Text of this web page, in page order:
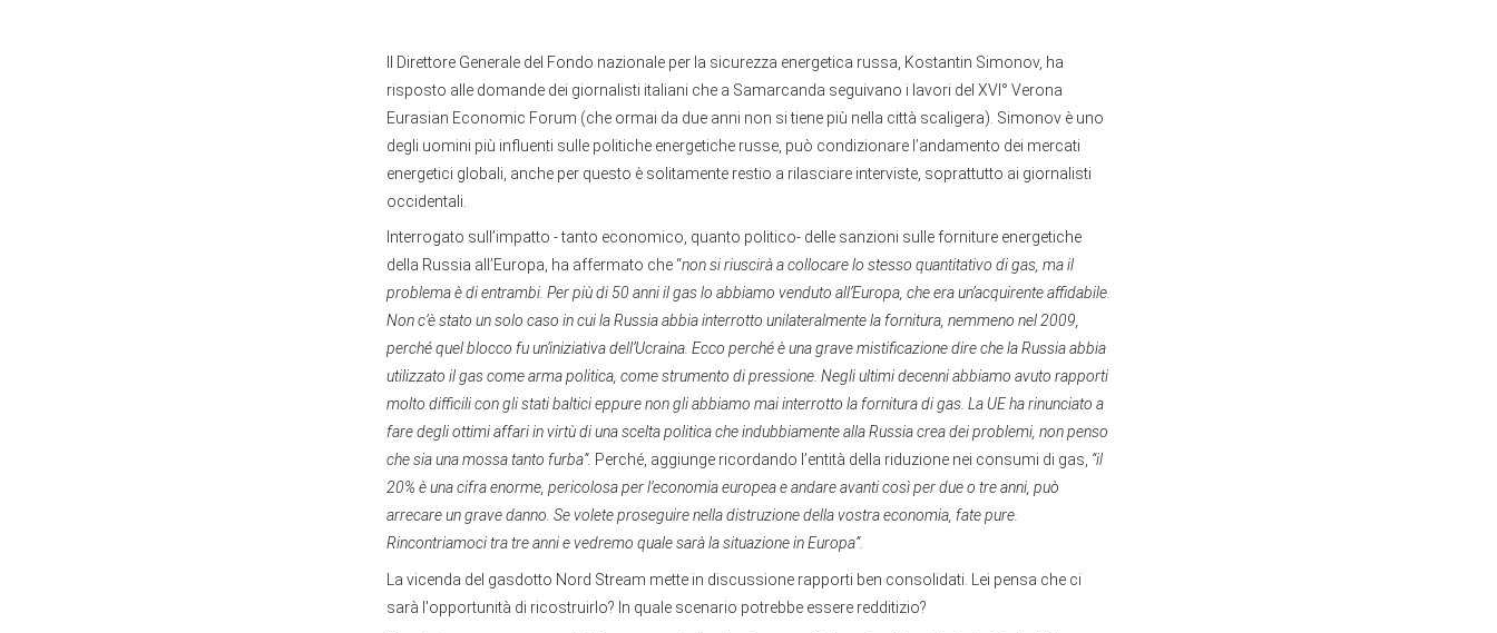
Il Direttore Generale del Fondo nazionale per la sicurezza energetica russa, Kostantin Simonov, ha
risposto alle domande dei giornalisti italiani che a Samarcanda seguivano i lavori del XVI° Verona
Eurasian Economic Forum (che ormai da due anni non si tiene più nella città scaligera). Simonov è uno
degli uomini più influenti sulle politiche energetiche russe, può condizionare l’andamento dei mercati
energetici globali, anche per questo è solitamente restio a rilasciare interviste, soprattutto ai giornalisti
occidentali.
Interrogato sull’impatto - tanto economico, quanto politico- delle sanzioni sulle forniture energetiche
della Russia all’Europa, ha affermato che “non si riuscirà a collocare lo stesso quantitativo di gas, ma il
problema è di entrambi. Per più di 50 anni il gas lo abbiamo venduto all’Europa, che era un’acquirente affidabile.
Non c’è stato un solo caso in cui la Russia abbia interrotto unilateralmente la fornitura, nemmeno nel 2009,
perché quel blocco fu un’iniziativa dell’Ucraina. Ecco perché è una grave mistificazione dire che la Russia abbia
utilizzato il gas come arma politica, come strumento di pressione. Negli ultimi decenni abbiamo avuto rapporti
molto difficili con gli stati baltici eppure non gli abbiamo mai interrotto la fornitura di gas. La UE ha rinunciato a
fare degli ottimi affari in virtù di una scelta politica che indubbiamente alla Russia crea dei problemi, non penso
che sia una mossa tanto furba”. Perché, aggiunge ricordando l’entità della riduzione nei consumi di gas, “il
20% è una cifra enorme, pericolosa per l’economia europea e andare avanti così per due o tre anni, può
arrecare un grave danno. Se volete proseguire nella distruzione della vostra economia, fate pure.
Rincontriamoci tra tre anni e vedremo quale sarà la situazione in Europa”.
La vicenda del gasdotto Nord Stream mette in discussione rapporti ben consolidati. Lei pensa che ci
sarà l'opportunità di ricostruirlo? In quale scenario potrebbe essere redditizio?